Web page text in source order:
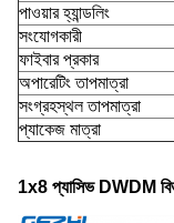
পাওয়ার হ্যান্ডলিং
সংযোগকারী
ফাইবার প্রকার
অপারেটিং তাপমাত্রা
সংগ্রহস্থল তাপমাত্রা
প্যাকেজ মাত্রা
1x8 প্যাসিভ DWDM